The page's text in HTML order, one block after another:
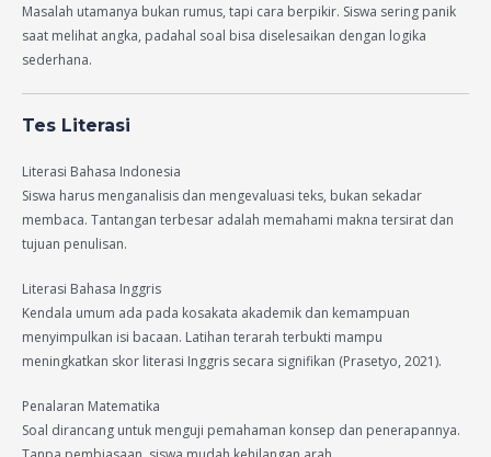
Masalah utamanya bukan rumus, tapi cara berpikir. Siswa sering panik
saat melihat angka, padahal soal bisa diselesaikan dengan logika
sederhana.
Tes Literasi
Literasi Bahasa Indonesia
Siswa harus menganalisis dan mengevaluasi teks, bukan sekadar
membaca. Tantangan terbesar adalah memahami makna tersirat dan
tujuan penulisan.
Literasi Bahasa Inggris
Kendala umum ada pada kosakata akademik dan kemampuan
menyimpulkan isi bacaan. Latihan terarah terbukti mampu
meningkatkan skor literasi Inggris secara signifikan (Prasetyo, 2021).
Penalaran Matematika
Soal dirancang untuk menguji pemahaman konsep dan penerapannya.